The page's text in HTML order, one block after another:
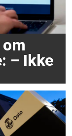
– Ikke